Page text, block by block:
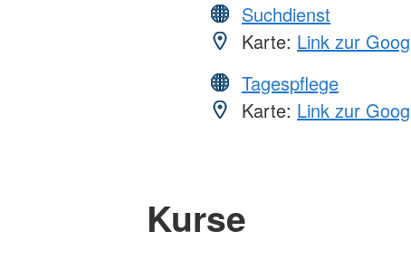
Suchdienst
Karte: Link zur
Tagespflege
Karte: Link zur
Kurse